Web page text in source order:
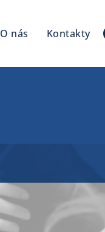
O nás Kontakty